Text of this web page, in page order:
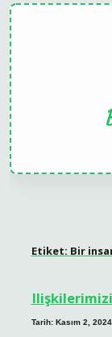
Etiket: Bir
Tarih: Kasım 2, 2024